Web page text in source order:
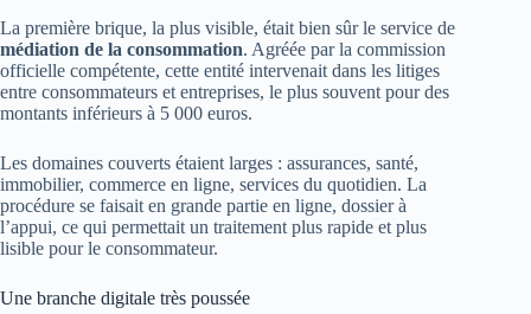
La première brique, la plus visible, était bien sûr le service de
médiation de la consommation. Agréée par la commission
officielle compétente, cette entité intervenait dans les litiges
entre consommateurs et entreprises, le plus souvent pour des
montants inférieurs à 5 000 euros.
Les domaines couverts étaient larges : assurances, santé,
immobilier, commerce en ligne, services du quotidien. La
procédure se faisait en grande partie en ligne, dossier à
l’appui, ce qui permettait un traitement plus rapide et plus
lisible pour le consommateur.
Une branche digitale très poussée